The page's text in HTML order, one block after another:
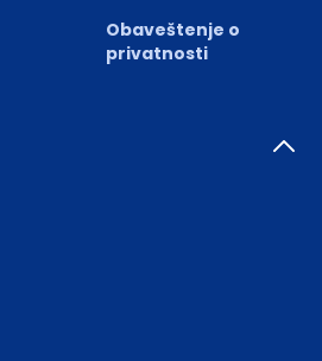
Obaveštenje o
privatnosti